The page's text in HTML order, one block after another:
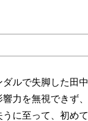
ルで失脚した田中
力を無視できず、
に至って、初めて